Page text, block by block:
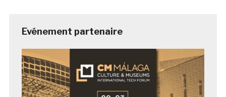
Evénement partenaire